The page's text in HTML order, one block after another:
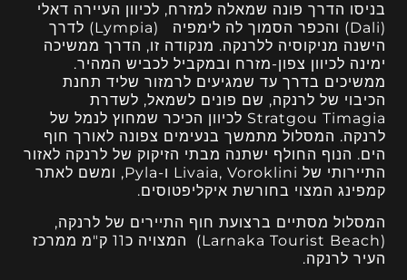
בניסו הדרך פונה שמאלה למזרח, לכיוון העיירה דאלי
(Dali) והכפר הסמוך לה לימפיה (Lympia) לדרך
הישנה מניקוסיה ללרנקה. מנקודה זו, הדרך ממשיכה
ימינה לכיוון צפון-מזרח ובמקביל לכביש המהיר.
ממשיכים בדרך עד שמגיעים לרמזור שליד תחנת
הכיבוי של לרנקה, שם פונים לשמאל, לשדרת
Stratgou Timagia לכיוון הכיכר שמחוץ לנמל של
לרנקה. המסלול מתמשך בנעימים צפונה לאורך חוף
הים. הנוף החולף ישתנה מבתי הזיקוק של לרנקה לאזור
התיירותי של Livaia, Voroklini ו-Pyla, ומשם לאתר
קמפינג המצוי בחורשת איקליפטוסים.
המסלול מסתיים ברצועת חוף התיירים של לרנקה,
(Larnaka Tourist Beach) המצויה כ11 ק"מ ממרכז
העיר לרנקה.